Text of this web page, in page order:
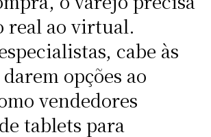
real ao virtual.
cabe às
opções ao
vendedores
tablets para